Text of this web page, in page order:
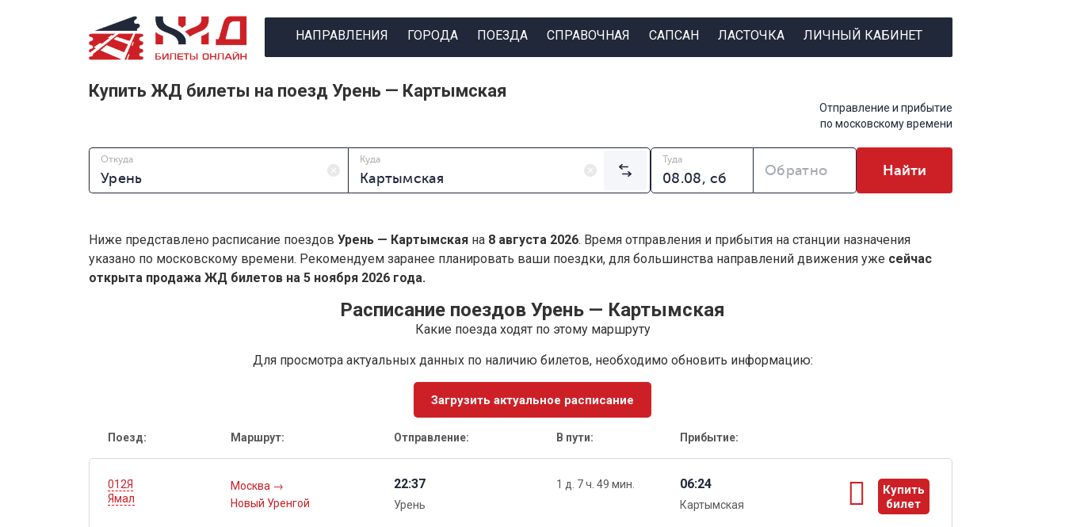
НАПРАВЛЕНИЯ ГОРОДА ПОЕЗДА СПРАВОЧНАЯ САПСАН ЛАСТОЧКА ЛИЧНЫЙ КАБИНЕТ
Купить ЖД билеты на поезд Урень — Картымская
Отправление и прибытие
по московскому времени
Откуда Куда Туда
Обратно Найти
Ниже представлено расписание поездов Урень — Картымская на 8 августа 2026. Время отправления и прибытия на станции назначения
указано по московскому времени. Рекомендуем заранее планировать ваши поездки, для большинства направлений движения уже сейчас
открыта продажа ЖД билетов на 5 ноября 2026 года.
Расписание поездов Урень — Картымская
Какие поезда ходят по этому маршруту
Для просмотра актуальных данных по наличию билетов, необходимо обновить информацию:
Загрузить актуальное расписание
Поезд: Маршрут: Отправление: В пути: Прибытие:
012Я
Ямал
Москва →
Новый Уренгой
22:37
Урень
1 д. 7 ч. 49 мин. 06:24
Картымская
Купить
билет
ы